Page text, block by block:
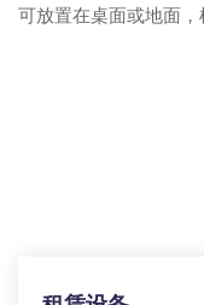
可放置在桌面或地面，